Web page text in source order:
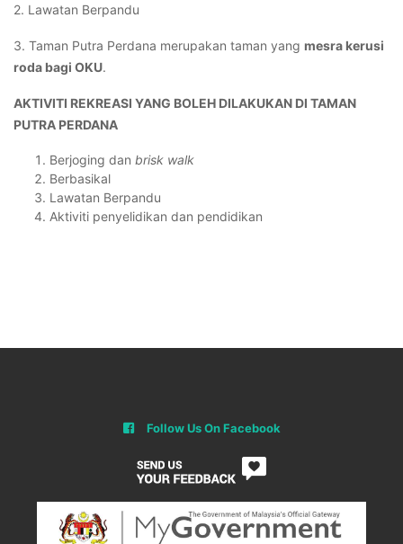
2. Lawatan Berpandu
3. Taman Putra Perdana merupakan taman yang mesra kerusi
roda bagi OKU.
AKTIVITI REKREASI YANG BOLEH DILAKUKAN DI TAMAN
PUTRA PERDANA
Berjoging dan brisk walk
Berbasikal
Lawatan Berpandu
Aktiviti penyelidikan dan pendidikan
Follow Us On Facebook